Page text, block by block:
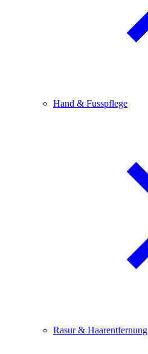
Hand & Fusspflege
Rasur & Haarentfernung